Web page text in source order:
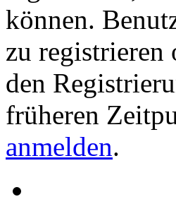
können.
zu registrieren
den
früheren
anmelden.